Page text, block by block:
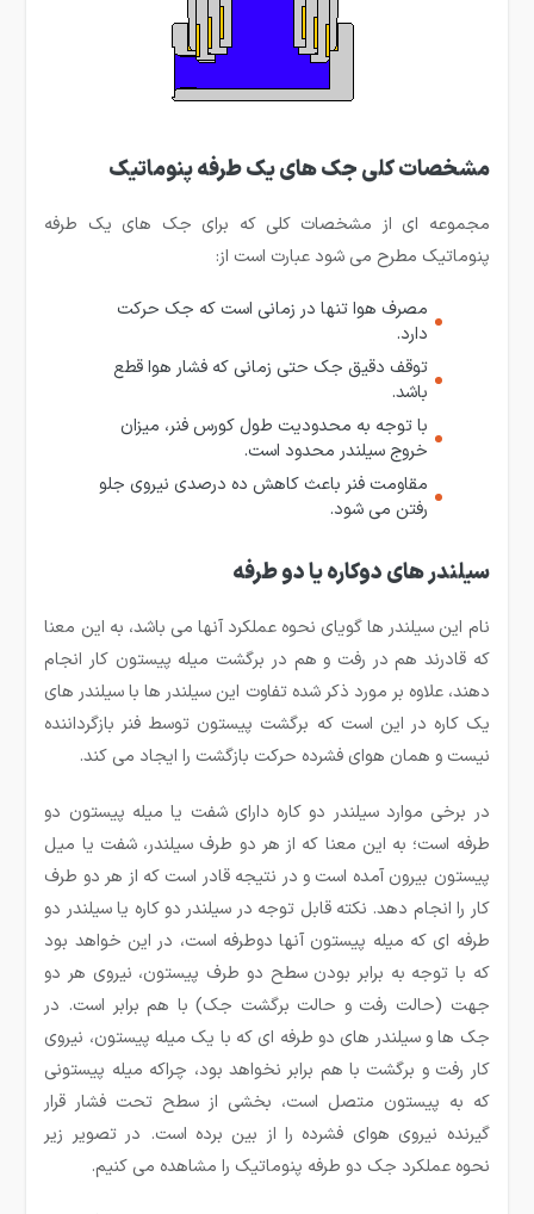
مشخصات کلی جک های یک طرفه پنوماتیک
مجموعه ای از مشخصات کلی که برای جک های یک طرفه
پنوماتیک مطرح می شود عبارت است از:
مصرف هوا تنها در زمانی است که جک حرکت
دارد.
توقف دقیق جک حتی زمانی که فشار هوا قطع
باشد.
با توجه به محدودیت طول کورس فنر، میزان
خروج سیلندر محدود است.
مقاومت فنر باعث کاهش ده درصدی نیروی جلو
رفتن می شود.
سیلندر های دوکاره یا دو طرفه
نام این سیلندر ها گویای نحوه عملکرد آنها می باشد، به این معنا
که قادرند هم در رفت و هم در برگشت میله پیستون کار انجام
دهند، علاوه بر مورد ذکر شده تفاوت این سیلندر ها با سیلندر های
یک کاره در این است که برگشت پیستون توسط فنر بازگرداننده
نیست و همان هوای فشرده حرکت بازگشت را ایجاد می کند.
در برخی موارد سیلندر دو کاره دارای شفت یا میله پیستون دو
طرفه است؛ به این معنا که از هر دو طرف سیلندر، شفت یا میل
پیستون بیرون آمده است و در نتیجه قادر است که از هر دو طرف
کار را انجام دهد. نکته قابل توجه در سیلندر دو کاره یا سیلندر دو
طرفه ای که میله پیستون آنها دوطرفه است، در این خواهد بود
که با توجه به برابر بودن سطح دو طرف پیستون، نیروی هر دو
جهت (حالت رفت و حالت برگشت جک) با هم برابر است. در
جک ها و سیلندر های دو طرفه ای که با یک میله پیستون، نیروی
کار رفت و برگشت با هم برابر نخواهد بود، چراکه میله پیستونی
که به پیستون متصل است، بخشی از سطح تحت فشار قرار
گیرنده نیروی هوای فشرده را از بین برده است. در تصویر زیر
نحوه عملکرد جک دو طرفه پنوماتیک را مشاهده می کنیم.